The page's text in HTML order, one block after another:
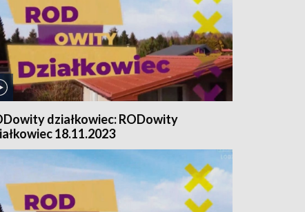
działkowiec: RODowity
18.11.2023